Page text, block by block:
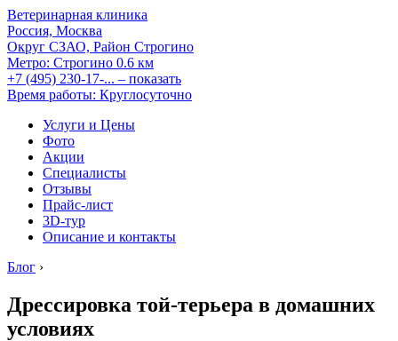
Ветеринарная клиника
Россия, Москва
Округ СЗАО, Район Строгино
Метро: Строгино 0.6 км
+7 (495) 230-17-... – показать
Время работы: Круглосуточно
Услуги и Цены
Фото
Акции
Специалисты
Отзывы
Прайс-лист
3D-тур
Описание и контакты
Блог ›
Дрессировка той-терьера в домашних
условиях